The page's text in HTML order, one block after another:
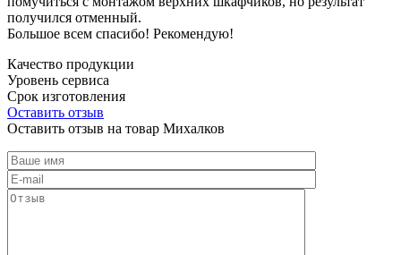
получился отменный.
Большое всем спасибо! Рекомендую!
Качество продукции
Уровень сервиса
Срок изготовления
Оставить отзыв
Оставить отзыв на товар Михалков